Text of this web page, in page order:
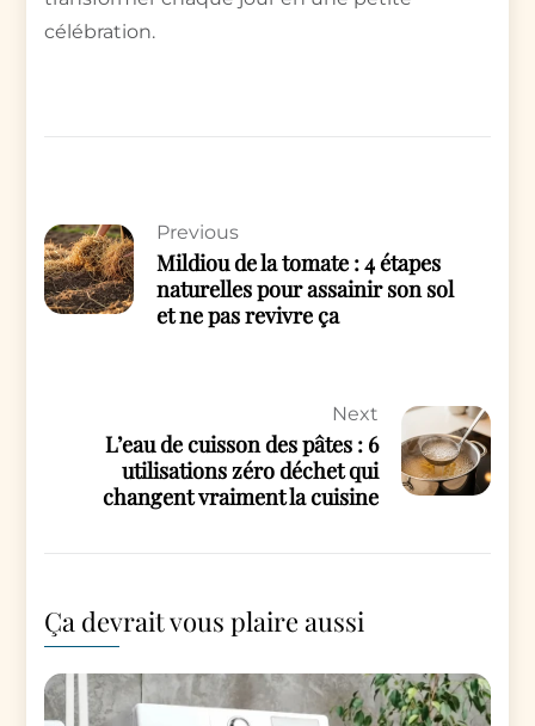
célébration.
Previous
Mildiou de la tomate : 4 étapes
naturelles pour assainir son sol
et ne pas revivre ça
Next
L’eau de cuisson des pâtes : 6
utilisations zéro déchet qui
changent vraiment la cuisine
Ça devrait vous plaire aussi